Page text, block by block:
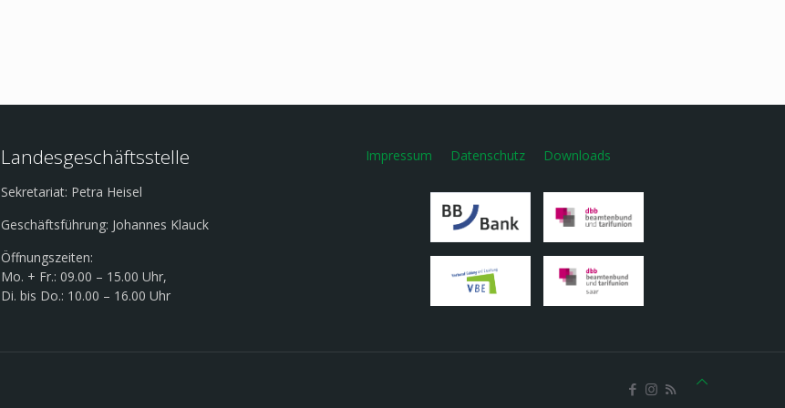
Landesgeschäftsstelle
Sekretariat: Petra Heisel
Geschäftsführung: Johannes Klauck
Öffnungszeiten:
Mo. + Fr.: 09.00 – 15.00 Uhr,
Di. bis Do.: 10.00 – 16.00 Uhr
Impressum Datenschutz Downloads